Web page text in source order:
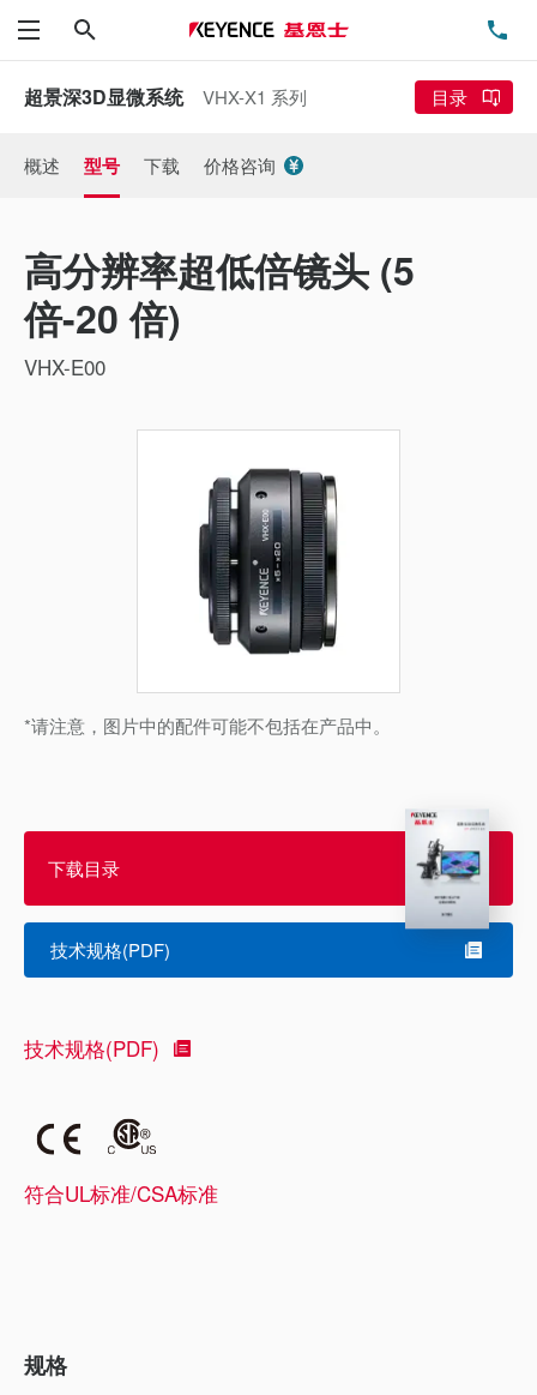
菜单
超景深3D显微系统 VHX-X1 系列 目录
概述 型号 下载 价格咨询
高分辨率超低倍镜头 (5
倍-20 倍)
VHX-E00
*请注意，图片中的配件可能不包括在产品中。
下载目录
技术规格(PDF)
技术规格(PDF)
符合UL标准/CSA标准
规格